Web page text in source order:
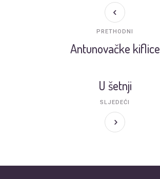
Antunovačke kiflice
PRETHODNI
U šetnji
SLJEDEĆI